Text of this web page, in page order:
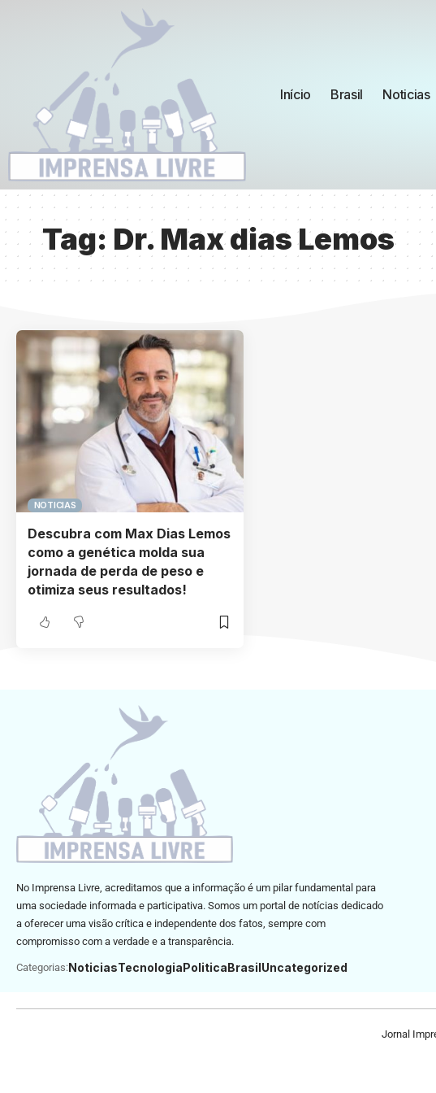
Início Brasil Noticias
Tag: Dr. Max dias Lemos
NOTICIAS
Descubra com Max Dias Lemos
como a genética molda sua
jornada de perda de peso e
otimiza seus resultados!
No Imprensa Livre, acreditamos que a informação é um pilar fundamental para
uma sociedade informada e participativa. Somos um portal de notícias dedicado
a oferecer uma visão crítica e independente dos fatos, sempre com
compromisso com a verdade e a transparência.
Categorias:NoticiasTecnologiaPoliticaBrasilUncategorized
Jornal